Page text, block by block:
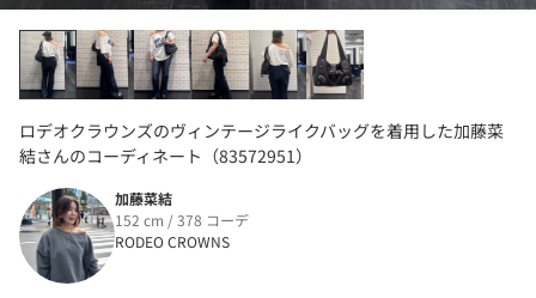
ロデオクラウンズのヴィンテージライクバッグを着用した加藤菜
結さんのコーディネート（83572951）
加藤菜結
152 cm / 378 コーデ
RODEO CROWNS